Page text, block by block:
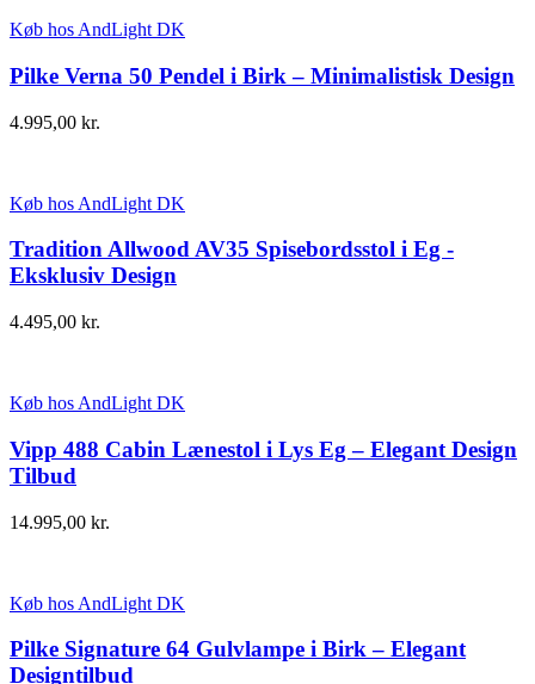
Køb hos AndLight DK
Pilke Verna 50 Pendel i Birk – Minimalistisk Design
4.995,00 kr.
Køb hos AndLight DK
Tradition Allwood AV35 Spisebordsstol i Eg -
Eksklusiv Design
4.495,00 kr.
Køb hos AndLight DK
Vipp 488 Cabin Lænestol i Lys Eg – Elegant Design
Tilbud
14.995,00 kr.
Køb hos AndLight DK
Pilke Signature 64 Gulvlampe i Birk – Elegant
Designtilbud